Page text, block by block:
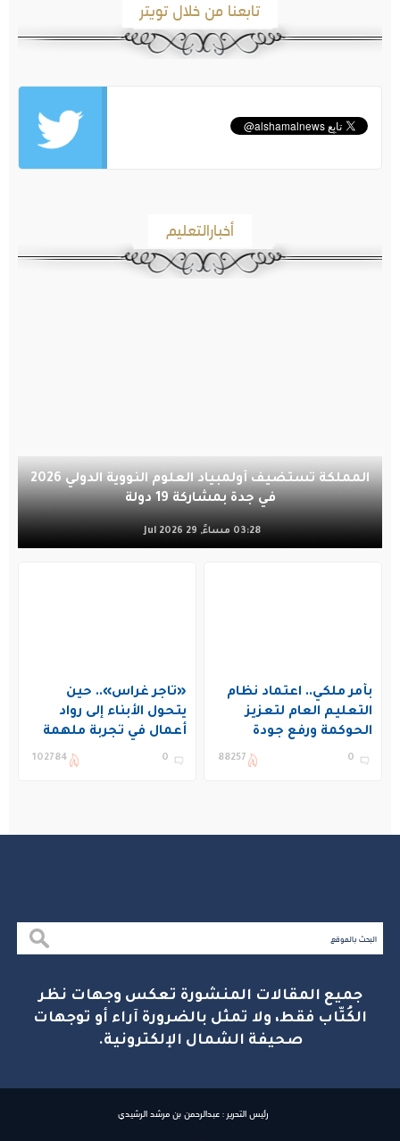
تابعنا من خلال تويتر
أخبارالتعليم
المملكة تستضيف أولمبياد العلوم النووية الدولي 2026
في جدة بمشاركة 19 دولة
03:28 مساءً, 29 Jul 2026
بأمر ملكي.. اعتماد نظام
التعليم العام لتعزيز
الحوكمة ورفع جودة
التعليم في المملكة
0
88257
«تاجر غراس».. حين
يتحول الأبناء إلى رواد
أعمال في تجربة ملهمة
بنادي غراس الصيفي
0
102784
جميع المقالات المنشورة تعكس وجهات نظر
الكُتّاب فقط، ولا تمثل بالضرورة آراء أو توجهات
صحيفة الشمال الإلكترونية.
رئيس التحرير : عبدالرحمن بن مرشد الرشيدي